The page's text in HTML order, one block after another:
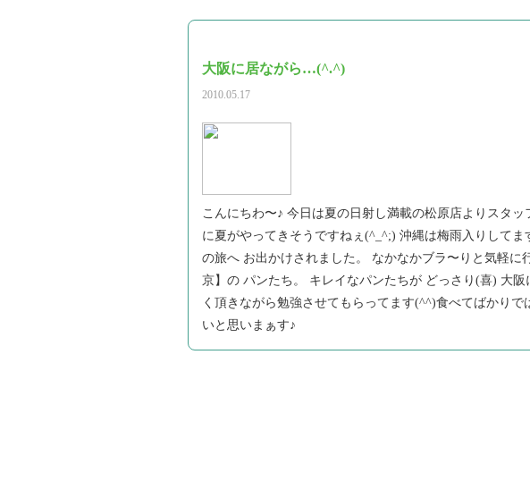
大阪に居ながら…(^.^)
2010.05.17
こんにちわ〜♪ 今日は夏の日射し満載の松原店よりスタ
に夏がやってきそうですねぇ(^_^;) 沖縄は梅雨入りして
の旅へ お出かけされました。 なかなかブラ〜りと気軽に
京】の パンたち。 キレイなパンたちが どっさり(喜) 大
く頂きながら勉強させてもらってます(^^)食べてばかり
いと思いまぁす♪